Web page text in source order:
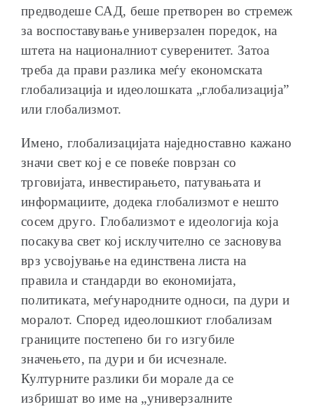
предводеше САД, беше претворен во стремеж
за воспоставување универзален поредок, на
штета на националниот суверенитет. Затоа
треба да прави разлика меѓу економската
глобализација и идеолошката „глобализација”
или глобализмот.
Имено, глобализацијата наједноставно кажано
значи свет кој е се повеќе поврзан со
трговијата, инвестирањето, патувањата и
информациите, додека глобализмот е нешто
сосем друго. Глобализмот е идеологија која
посакува свет кој исклучително се засновува
врз усвојување на единствена листа на
правила и стандарди во економијата,
политиката, меѓународните односи, па дури и
моралот. Според идеолошкиот глобализам
границите постепено би го изгубиле
значењето, па дури и би исчезнале.
Културните разлики би морале да се
избришат во име на „универзалните